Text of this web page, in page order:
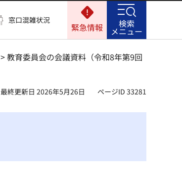
窓口混雑状況
緊急情報 検索
メニュー
> 教育委員会の会議資料（令和8年第9回
最終更新日 2026年5月26日 ページID 33281